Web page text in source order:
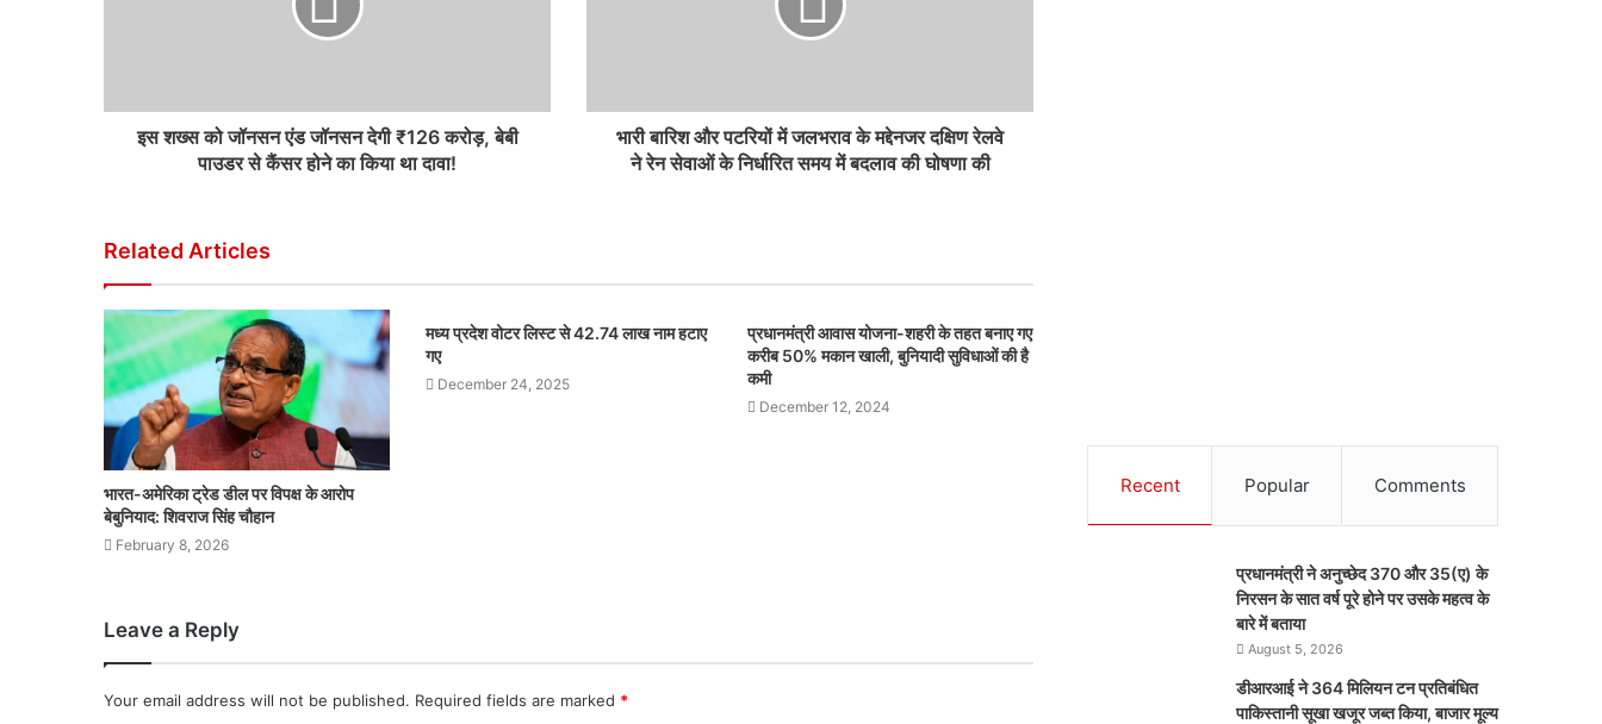
इस शख्स को जॉनसन एंड जॉनसन देगी ₹126 करोड़, बेबी
पाउडर से कैंसर होने का किया था दावा!
भारी बारिश और पटरियों में जलभराव के मद्देनजर दक्षिण रेलवे
ने रेन सेवाओं के निर्धारित समय में बदलाव की घोषणा की
Related Articles
भारत-अमेरिका ट्रेड डील पर विपक्ष के आरोप
बेबुनियाद: शिवराज सिंह चौहान
February 8, 2026
मध्य प्रदेश वोटर लिस्ट से 42.74 लाख नाम हटाए
गए
December 24, 2025
प्रधानमंत्री आवास योजना-शहरी के तहत बनाए गए
करीब 50% मकान खाली, बुनियादी सुविधाओं की है
कमी
December 12, 2024
Leave a Reply
Your email address will not be published. Required fields are marked *
Recent Popular Comments
प्रधानमंत्री ने अनुच्छेद 370 और 35(ए) के
निरसन के सात वर्ष पूरे होने पर उसके महत्व के
बारे में बताया
August 5, 2026
डीआरआई ने 364 मिलियन टन प्रतिबंधित
पाकिस्तानी सूखा खजूर जब्त किया, बाजार मूल्य